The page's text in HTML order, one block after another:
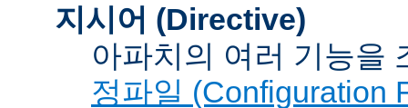
지시어 (Directive)
아파치의 여러 기능을
정파일 (Configuration